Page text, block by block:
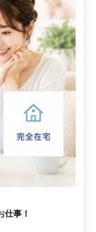
事！